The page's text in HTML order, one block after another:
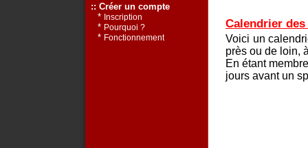
Calendrier
Voici un
près ou de loin,
En étant
jours avant un
:: Créer un compte
* Inscription
* Pourquoi ?
* Fonctionnement